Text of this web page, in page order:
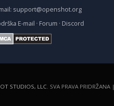
support@openshot.org
E-mail · Forum · Discord
STUDIOS, LLC . SVA PRAVA PRIDRŽANA |